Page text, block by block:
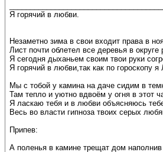
Я горячий в любви.
Незаметно зима в свои входит права в
Лист почти облетел все деревья в округе
Я сегодня дыханьем своим твои руки
Я горячий в любви,так как по гороскопу я
Мы с тобой у камина на даче сидим в
Там тепло и уютно вдвоём у огня в этот
Я ласкаю тебя и в любви объясняюсь
Весь во власти гипноза твоих серых
Припев:
А поленья в камине трещат дом